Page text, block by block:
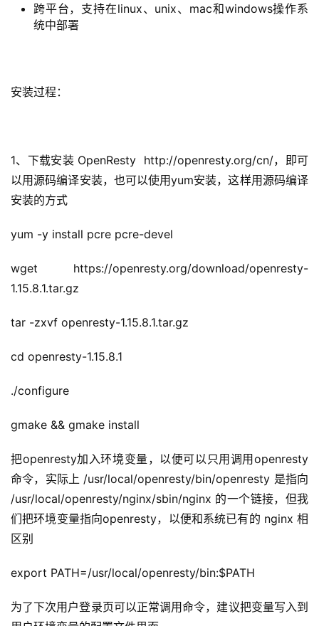
跨平台，支持在linux、unix、mac和windows操作系
统中部署
安装过程：
1、下载安装 OpenResty  http://openresty.org/cn/，即可
以用源码编译安装，也可以使用yum安装，这样用源码编译
安装的方式
yum -y install pcre pcre-devel
wget https://openresty.org/download/openresty-
1.15.8.1.tar.gz
tar -zxvf openresty-1.15.8.1.tar.gz
cd openresty-1.15.8.1
./configure
gmake && gmake install
把openresty加入环境变量，以便可以只用调用openresty
命令，实际上 /usr/local/openresty/bin/openresty 是指向
/usr/local/openresty/nginx/sbin/nginx 的一个链接，但我
们把环境变量指向openresty，以便和系统已有的 nginx 相
区别
export PATH=/usr/local/openresty/bin:$PATH
为了下次用户登录页可以正常调用命令，建议把变量写入到